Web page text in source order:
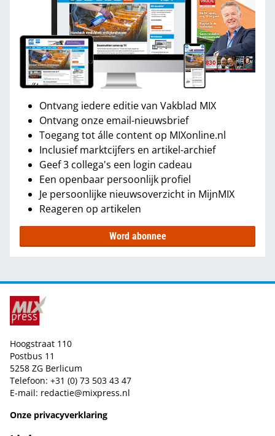
Ontvang iedere editie van Vakblad MIX
Ontvang onze email-nieuwsbrief
Toegang tot álle content op MIXonline.nl
Inclusief marktcijfers en artikel-archief
Geef 3 collega's een login cadeau
Een openbaar persoonlijk profiel
Je persoonlijke nieuwsoverzicht in MijnMIX
Reageren op artikelen
Word abonnee
Hoogstraat 110
Postbus 11
5258 ZG Berlicum
Telefoon: +31 (0) 73 503 43 47
E-mail: redactie@mixpress.nl
Onze privacyverklaring